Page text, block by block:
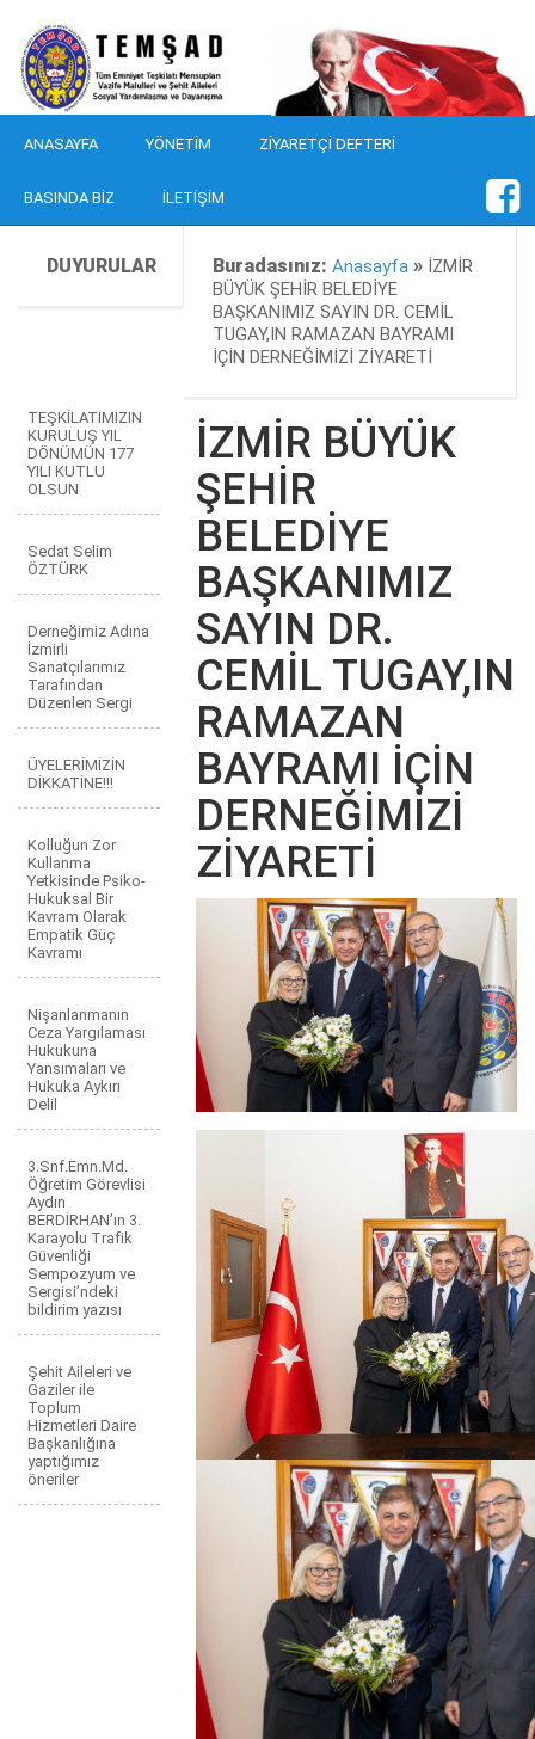
ANASAYFA YÖNETIM ZIYARETÇI DEFTERI
BASINDA BIZ İLETIŞIM
DUYURULAR Buradasınız:Anasayfa » İZMİR
BÜYÜK ŞEHİR BELEDİYE
BAŞKANIMIZ SAYIN DR. CEMİL
TUGAY,IN RAMAZAN BAYRAMI
İÇİN DERNEĞİMİZİ ZİYARETİ
TEŞKİLATIMIZIN
KURULUŞ YIL
DÖNÜMÜN 177
YILI KUTLU
OLSUN
Sedat Selim
ÖZTÜRK
Derneğimiz Adına
İzmirli
Sanatçılarımız
Tarafından
Düzenlen Sergi
ÜYELERİMİZİN
DİKKATİNE!!!
Kolluğun Zor
Kullanma
Yetkisinde Psiko-
Hukuksal Bir
Kavram Olarak
Empatik Güç
Kavramı
Nişanlanmanın
Ceza Yargılaması
Hukukuna
Yansımaları ve
Hukuka Aykırı
Delil
3.Snf.Emn.Md.
Öğretim Görevlisi
Aydın
BERDİRHAN’ın 3.
Karayolu Trafik
Güvenliği
Sempozyum ve
Sergisi’ndeki
bildirim yazısı
Şehit Aileleri ve
Gaziler ile
Toplum
Hizmetleri Daire
Başkanlığına
yaptığımız
öneriler
İZMİR BÜYÜK
ŞEHİR
BELEDİYE
BAŞKANIMIZ
SAYIN DR.
CEMİL TUGAY,IN
RAMAZAN
BAYRAMI İÇİN
DERNEĞİMİZİ
ZİYARETİ